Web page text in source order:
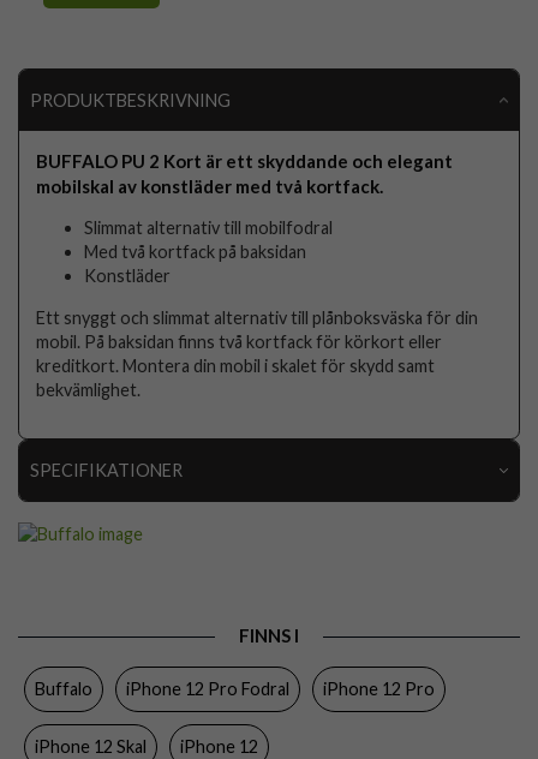
PRODUKTBESKRIVNING
BUFFALO PU 2 Kort är ett skyddande och elegant
mobilskal av konstläder med två kortfack.
Slimmat alternativ till mobilfodral
Med två kortfack på baksidan
Konstläder
Ett snyggt och slimmat alternativ till plånboksväska för din
mobil. På baksidan finns två kortfack för körkort eller
kreditkort. Montera din mobil i skalet för skydd samt
bekvämlighet.
SPECIFIKATIONER
Färg
FINNS I
Buffalo iPhone 12 Pro Fodral iPhone 12 Pro
iPhone 12 Skal iPhone 12